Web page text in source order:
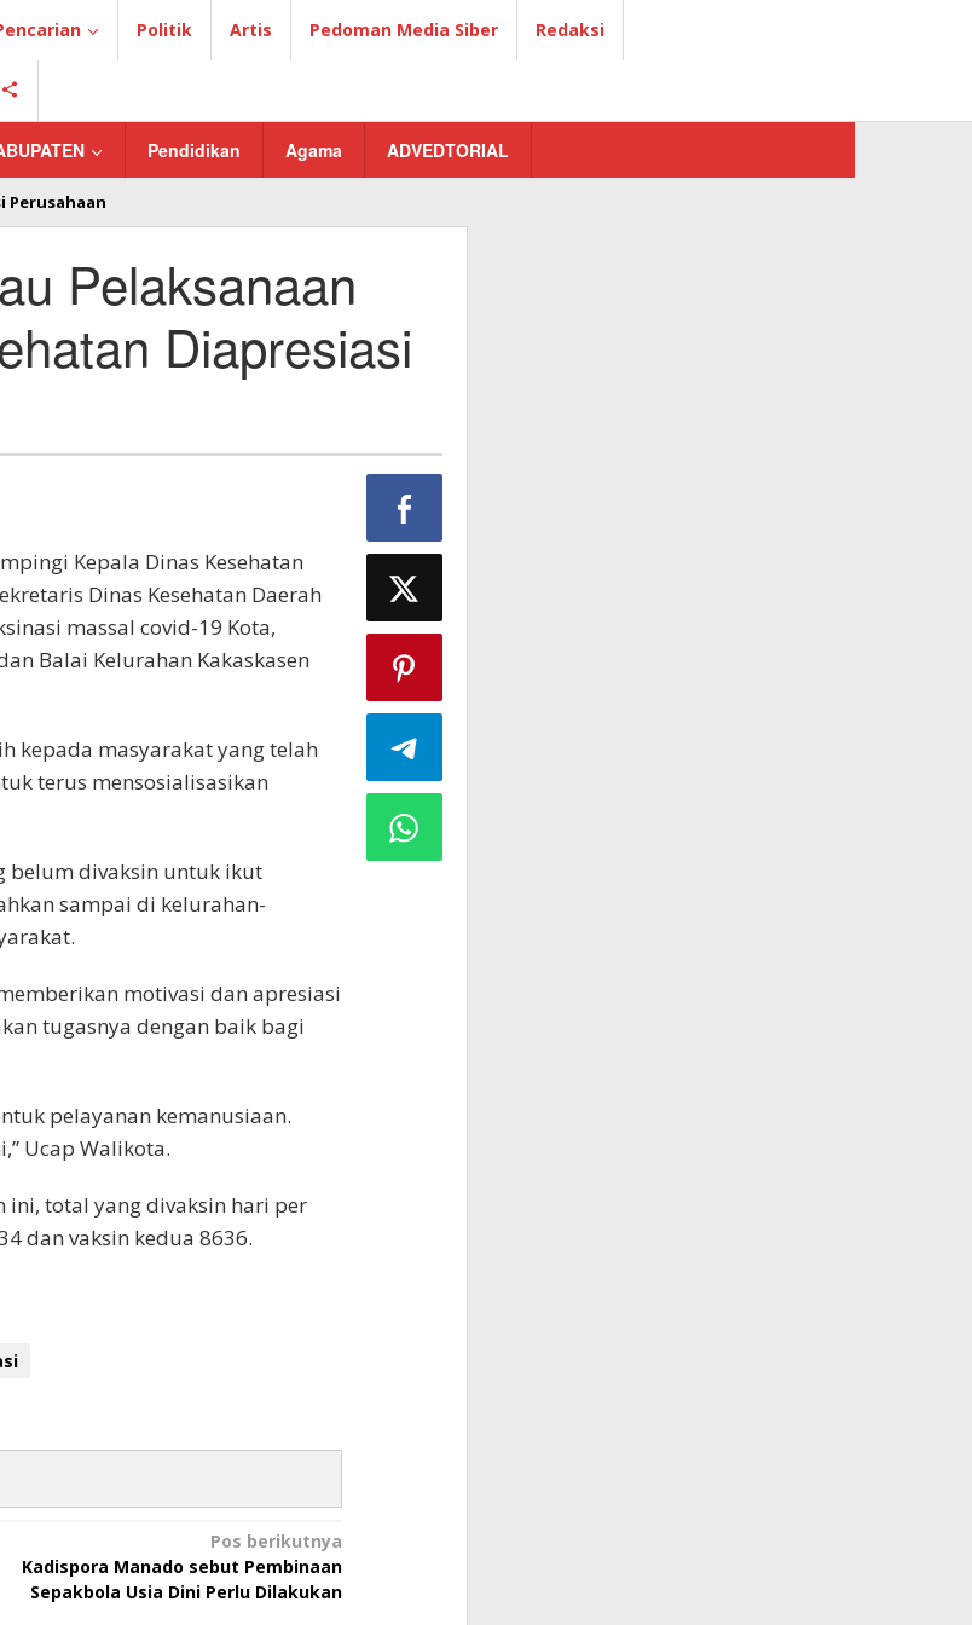
Politik Artis Pedoman Media Siber Redaksi
Pendidikan Agama ADVEDTORIAL
Perusahaan
Pelaksanaan
Diapresiasi
Kepala Dinas Kesehatan
Dinas Kesehatan Daerah
massal covid-19 Kota,
Balai Kelurahan Kakaskasen
kepada masyarakat yang telah
terus mensosialisasikan
belum divaksin untuk ikut
sampai di kelurahan-
motivasi dan apresiasi
tugasnya dengan baik bagi
pelayanan kemanusiaan.
Ucap Walikota.
total yang divaksin hari per
dan vaksin kedua 8636.
Pos berikutnya
Kadispora Manado sebut Pembinaan
Sepakbola Usia Dini Perlu Dilakukan